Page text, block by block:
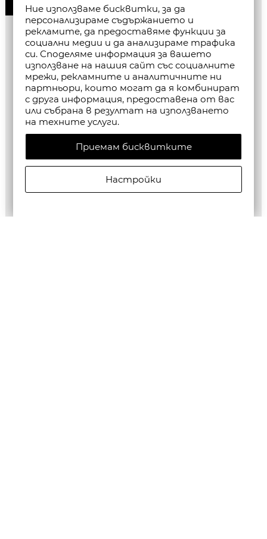
50%Ние използваме бисквитки, за да
персонализираме съдържанието и
рекламите, да предоставяме функции за
социални медии и да анализираме трафика
си. Споделяме информация за вашето
използване на нашия сайт със социалните
мрежи, рекламните и аналитичните ни
партньори, които могат да я комбинират
с друга информация, предоставена от вас
или събрана в резултат на използването
на техните услуги.
Приемам бисквитките
Настройки